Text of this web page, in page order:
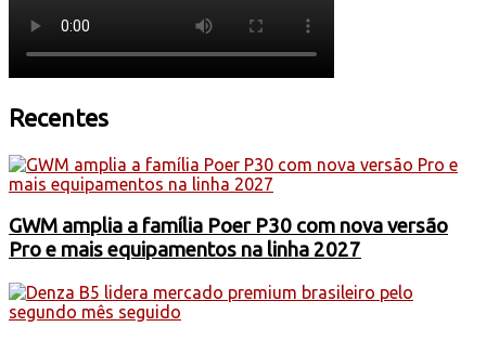
Recentes
GWM amplia a família Poer P30 com nova versão
Pro e mais equipamentos na linha 2027